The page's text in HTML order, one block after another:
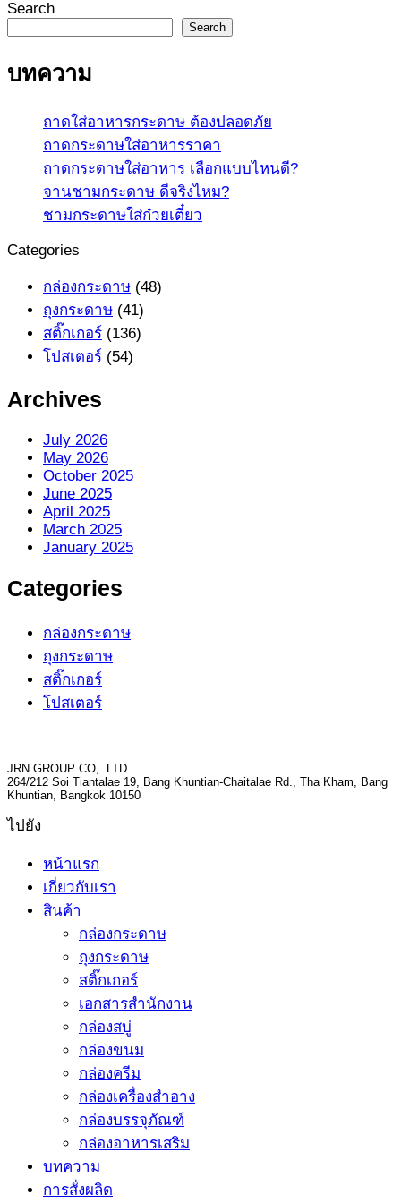
Search
Search
บทความ
ถาดใส่อาหารกระดาษ ต้องปลอดภัย
ถาดกระดาษใส่อาหารราคา
ถาดกระดาษใส่อาหาร เลือกแบบไหนดี?
จานชามกระดาษ ดีจริงไหม?
ชามกระดาษใส่ก๋วยเตี๋ยว
Categories
กล่องกระดาษ (48)
ถุงกระดาษ (41)
สติ๊กเกอร์ (136)
โปสเตอร์ (54)
Archives
July 2026
May 2026
October 2025
June 2025
April 2025
March 2025
January 2025
Categories
กล่องกระดาษ
ถุงกระดาษ
สติ๊กเกอร์
โปสเตอร์
JRN GROUP CO,. LTD.
264/212 Soi Tiantalae 19, Bang Khuntian-Chaitalae Rd., Tha Kham, Bang
Khuntian, Bangkok 10150
ไปยัง
หน้าแรก
เกี่ยวกับเรา
สินค้า
กล่องกระดาษ
ถุงกระดาษ
สติ๊กเกอร์
เอกสารสำนักงาน
กล่องสบู่
กล่องขนม
กล่องครีม
กล่องเครื่องสำอาง
กล่องบรรจุภัณฑ์
กล่องอาหารเสริม
บทความ
การสั่งผลิด